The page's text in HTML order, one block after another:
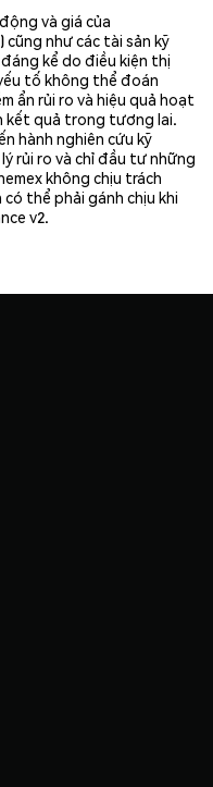
và giá của
cũng như các tài sản kỹ
kể do điều kiện thị
tố không thể đoán
ẩn rủi ro và hiệu quả hoạt
kết quả trong tương lai.
hành nghiên cứu kỹ
rủi ro và chỉ đầu tư những
không chịu trách
thể phải gánh chịu khi
v2.